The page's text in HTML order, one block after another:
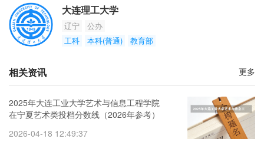
大连理工大学
辽宁
公办
工科
本科(普通) 教育部
相关资讯 更多
2025年大连工业大学艺术与信息工程学院
在宁夏艺术类投档分数线（2026年参考）
2026-04-18 12:49:37